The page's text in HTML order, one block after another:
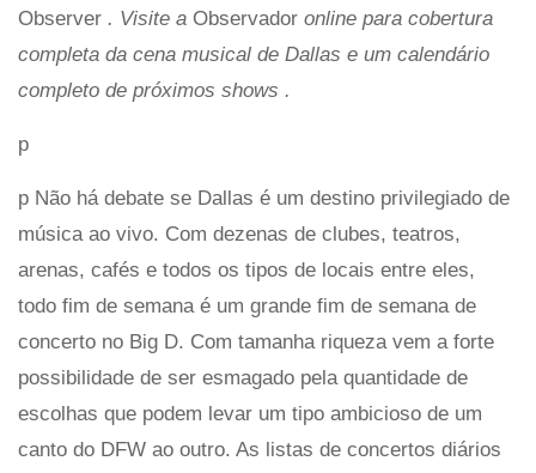
Observer . Visite a Observador online para cobertura
completa da cena musical de Dallas e um calendário
completo de próximos shows .
p
p Não há debate se Dallas é um destino privilegiado de
música ao vivo. Com dezenas de clubes, teatros,
arenas, cafés e todos os tipos de locais entre eles,
todo fim de semana é um grande fim de semana de
concerto no Big D. Com tamanha riqueza vem a forte
possibilidade de ser esmagado pela quantidade de
escolhas que podem levar um tipo ambicioso de um
canto do DFW ao outro. As listas de concertos diários